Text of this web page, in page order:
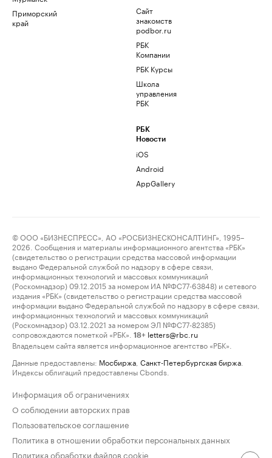
Приморский
край
Сайт
знакомств
podbor.ru
РБК
Компании
РБК Курсы
Школа
управления
РБК
РБК
Новости
iOS
Android
AppGallery
© ООО «БИЗНЕСПРЕСС», АО «РОСБИЗНЕСКОНСАЛТИНГ», 1995–
2026. Сообщения и материалы информационного агентства «РБК»
(свидетельство о регистрации средства массовой информации
выдано Федеральной службой по надзору в сфере связи,
информационных технологий и массовых коммуникаций
(Роскомнадзор) 09.12.2015 за номером ИА №ФС77-63848) и сетевого
издания «РБК» (свидетельство о регистрации средства массовой
информации выдано Федеральной службой по надзору в сфере связи,
информационных технологий и массовых коммуникаций
(Роскомнадзор) 03.12.2021 за номером ЭЛ №ФС77-82385)
сопровождаются пометкой «РБК».
18+ letters@rbc.ru
Владельцем сайта является информационное агентство «РБК».
Данные предоставлены: Мосбиржа Санкт-Петербургская биржа
Индексы облигаций предоставлены Cbonds.
Информация об ограничениях
О соблюдении авторских прав
Пользовательское соглашение
Политика в отношении обработки персональных данных
Политика обработки файлов cookie